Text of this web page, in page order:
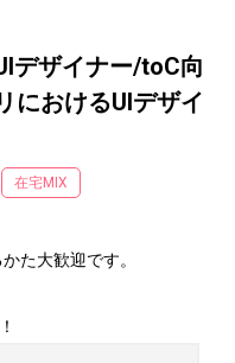
デザイナー/toC向
におけるUIデザイ
在宅MIX
た大歓迎です。